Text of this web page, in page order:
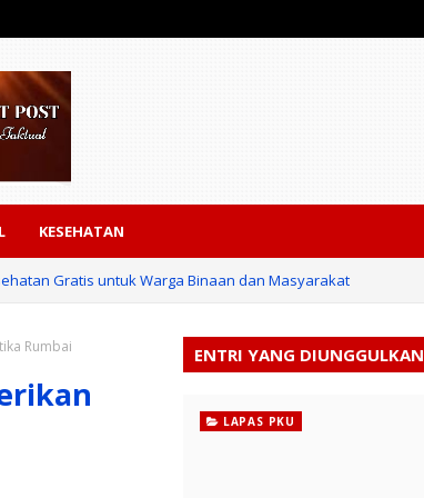
KESEHATAN
Gratis untuk Warga Binaan dan Masyarakat
Rumbai ENTRI YANG DIUNGGULKAN
LAPAS PKU